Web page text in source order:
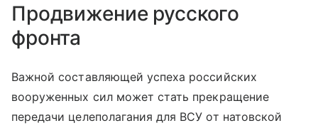
Продвижение русского
фронта
Важной составляющей успеха российских
вооруженных сил может стать прекращение
передачи целеполагания для ВСУ от натовской